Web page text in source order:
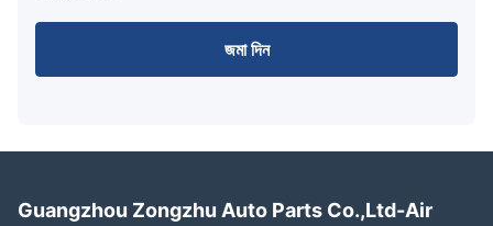
জমা দিন
Guangzhou Zongzhu Auto Parts Co.,Ltd-Air